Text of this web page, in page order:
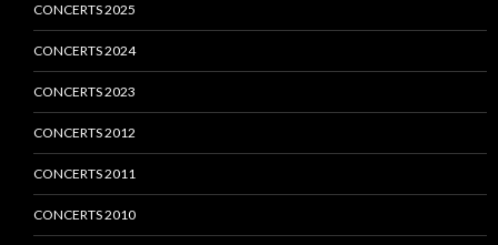
CONCERTS 2025
CONCERTS 2024
CONCERTS 2023
CONCERTS 2012
CONCERTS 2011
CONCERTS 2010